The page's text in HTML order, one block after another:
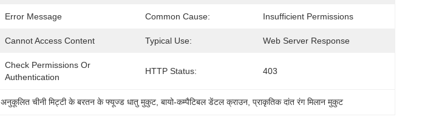
Error Message Common Cause: Insufficient Permissions
Cannot Access Content Typical Use: Web Server Response
Check Permissions Or
Authentication
HTTP Status: 403
अनुकूलित चीनी मिट्टी के बरतन के फ्यूज्ड धातु मुकुट , बायो-कम्पैटिबल डेंटल क्राउन , प्राकृतिक दांत रंग मिलान मुकुट